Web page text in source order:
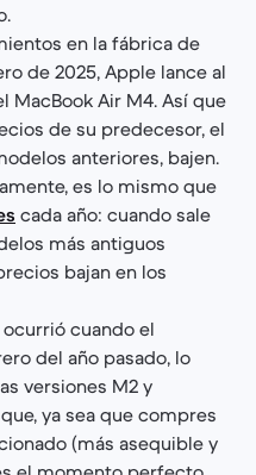
en la fábrica de
de 2025, Apple lance al
MacBook Air M4. Así que
de su predecesor, el
anteriores, bajen.
es lo mismo que
cada año: cuando sale
más antiguos
bajan en los
cuando el
del año pasado, lo
versiones M2 y
ya sea que compres
(más asequible y